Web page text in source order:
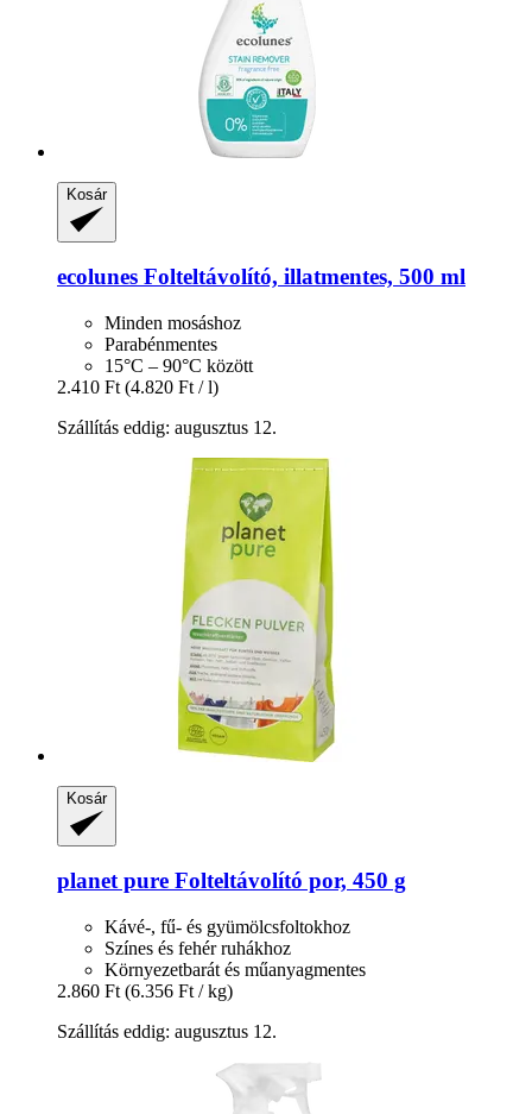
Kosár
ecolunes Folteltávolító, illatmentes, 500 ml
Minden mosáshoz
Parabénmentes
15°C – 90°C között
2.410 Ft (4.820 Ft / l)
Szállítás eddig: augusztus 12.
Kosár
planet pure Folteltávolító por, 450 g
Kávé-, fű- és gyümölcsfoltokhoz
Színes és fehér ruhákhoz
Környezetbarát és műanyagmentes
2.860 Ft (6.356 Ft / kg)
Szállítás eddig: augusztus 12.